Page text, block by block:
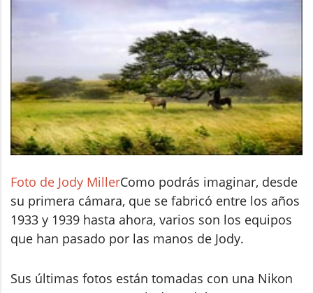
Foto de Jody MillerComo podrás imaginar, desde
su primera cámara, que se fabricó entre los años
1933 y 1939 hasta ahora, varios son los equipos
que han pasado por las manos de Jody.
Sus últimas fotos están tomadas con una Nikon